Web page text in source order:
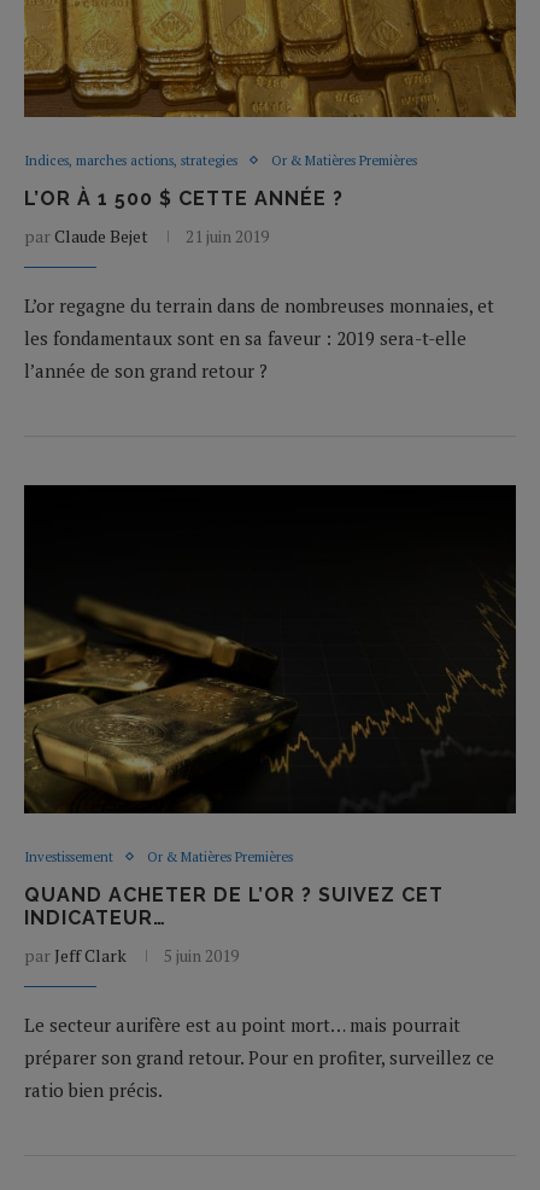
Indices, marches actions, strategies Or & Matières Premières
L’OR À 1 500 $ CETTE ANNÉE ?
parClaude Bejet 21 juin 2019
L’or regagne du terrain dans de nombreuses monnaies, et
les fondamentaux sont en sa faveur : 2019 sera-t-elle
l’année de son grand retour ?
Investissement Or & Matières Premières
QUAND ACHETER DE L’OR ? SUIVEZ CET
INDICATEUR…
par Jeff Clark 5 juin 2019
Le secteur aurifère est au point mort… mais pourrait
préparer son grand retour. Pour en profiter, surveillez ce
ratio bien précis.